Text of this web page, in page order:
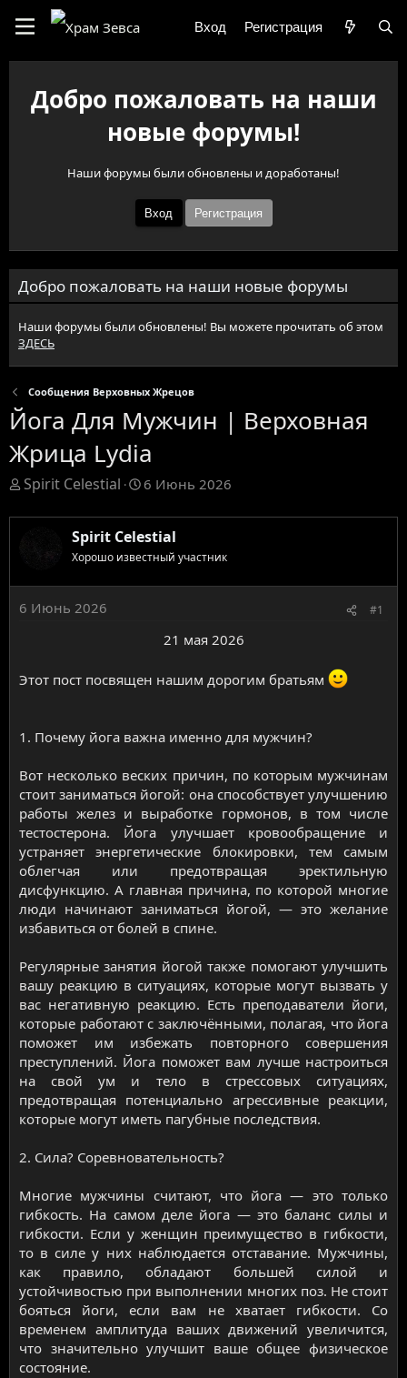
Вход Регистрация
Добро пожаловать на наши
новые форумы!
Наши форумы были обновлены и доработаны!
Вход Регистрация
Добро пожаловать на наши новые форумы
Наши форумы были обновлены! Вы можете прочитать об этом
ЗДЕСЬ
Сообщения Верховных Жрецов
Йога Для Мужчин | Верховная
Жрица Lydia
T
r
d
a
r
Spirit Celestial
Д
т
а
н
а
6 Июнь 2026
Spirit Celestial
Хорошо известный участник
6 Июнь 2026 #1
21 мая 2026​
Этот пост посвящен нашим дорогим братьям
1. Почему йога важна именно для мужчин?
Вот несколько веских причин, по которым мужчинам
стоит заниматься йогой: она способствует улучшению
работы желез и выработке гормонов, в том числе
тестостерона. Йога улучшает кровообращение и
устраняет энергетические блокировки, тем самым
облегчая или предотвращая эректильную
дисфункцию. А главная причина, по которой многие
люди начинают заниматься йогой, — это желание
избавиться от болей в спине.
Регулярные занятия йогой также помогают улучшить
вашу реакцию в ситуациях, которые могут вызвать у
вас негативную реакцию. Есть преподаватели йоги,
которые работают с заключёнными, полагая, что йога
поможет им избежать повторного совершения
преступлений. Йога поможет вам лучше настроиться
на свой ум и тело в стрессовых ситуациях,
предотвращая потенциально агрессивные реакции,
которые могут иметь пагубные последствия.
2. Сила? Соревновательность?
Многие мужчины считают, что йога — это только
гибкость. На самом деле йога — это баланс силы и
гибкости. Если у женщин преимущество в гибкости,
то в силе у них наблюдается отставание. Мужчины,
как правило, обладают большей силой и
устойчивостью при выполнении многих поз. Не стоит
бояться йоги, если вам не хватает гибкости. Со
временем амплитуда ваших движений увеличится,
что значительно улучшит ваше общее физическое
состояние.